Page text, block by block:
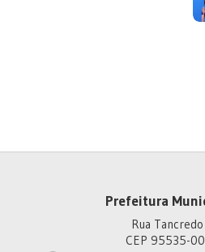
Prefeitura
Rua
CEP 95535-